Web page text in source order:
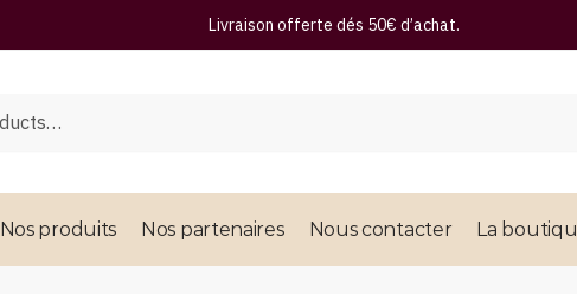
Livraison offerte dés 50€ d’achat.
Nos produits Nos partenaires Nous contacter La